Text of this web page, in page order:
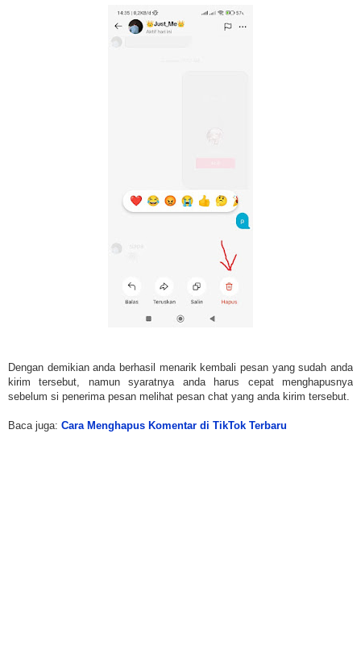
Dengan demikian anda berhasil menarik kembali pesan yang sudah anda
kirim tersebut, namun syaratnya anda harus cepat menghapusnya
sebelum si penerima pesan melihat pesan chat yang anda kirim tersebut.
Baca juga: Cara Menghapus Komentar di TikTok Terbaru